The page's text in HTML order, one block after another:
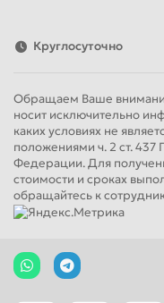
Круглосуточно
Обращаем Ваше
носит исключительно
каких условиях не
положениями ч. 2 ст. 437
Федерации. Для
стоимости и сроках
обращайтесь к